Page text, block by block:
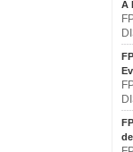
A